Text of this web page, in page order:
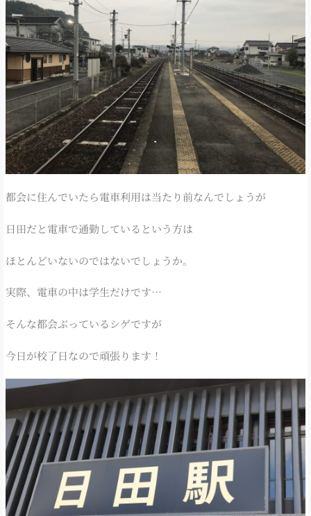
都会に住んでいたら電車利用は当たり前なんでしょうが
日田だと電車で通勤しているという方は
ほとんどいないのではないでしょうか。
実際、電車の中は学生だけです…
そんな都会ぶっているシゲですが
今日が校了日なので頑張ります！